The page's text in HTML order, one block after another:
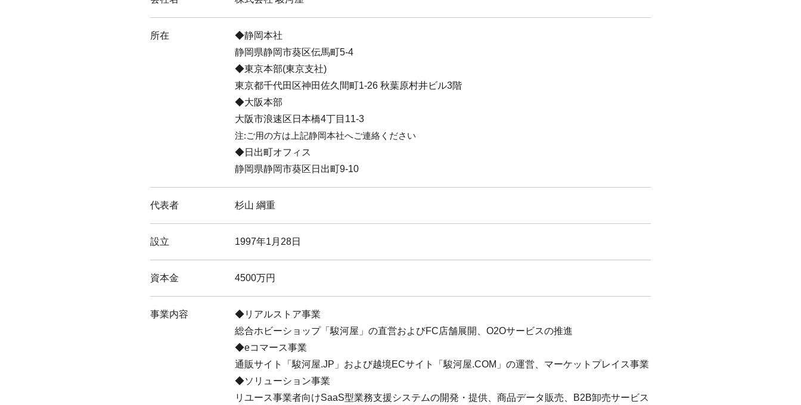
所在
静岡本社
静岡県静岡市葵区伝馬町5-4
東京本部(東京支社)
東京都千代田区神田佐久間町1-26 秋葉原村井ビル3階
大阪本部
大阪市浪速区日本橋4丁目11-3
注:ご用の方は上記静岡本社へご連絡ください
日出町オフィス
静岡県静岡市葵区日出町9-10
代表者 杉山 綱重
設立 1997年1月28日
資本金 4500万円
事業内容
リアルストア事業
総合ホビーショップ「駿河屋」の直営およびFC店舗展開、O2Oサービスの推進
eコマース事業
通販サイト「駿河屋.JP」および越境ECサイト「駿河屋.COM」の運営、マーケットプレイス事業
ソリューション事業
リユース事業者向けSaaS型業務支援システムの開発・提供、商品データ販売、B2B卸売サービス